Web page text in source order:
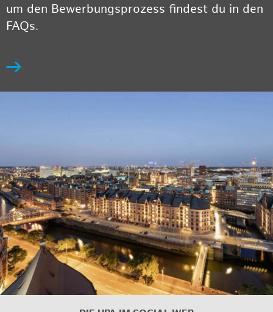
um den Bewerbungsprozess findest du in den
FAQs.